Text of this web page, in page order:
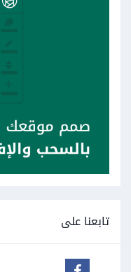
تابعنا على